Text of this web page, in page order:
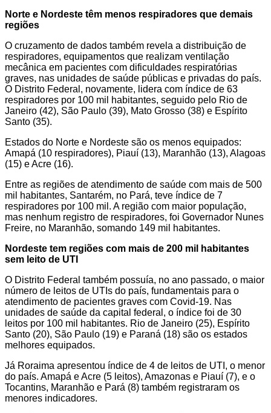
Norte e Nordeste têm menos respiradores que demais
regiões
O cruzamento de dados também revela a distribuição de
respiradores, equipamentos que realizam ventilação
mecânica em pacientes com dificuldades respiratórias
graves, nas unidades de saúde públicas e privadas do país.
O Distrito Federal, novamente, lidera com índice de 63
respiradores por 100 mil habitantes, seguido pelo Rio de
Janeiro (42), São Paulo (39), Mato Grosso (38) e Espírito
Santo (35).
Estados do Norte e Nordeste são os menos equipados:
Amapá (10 respiradores), Piauí (13), Maranhão (13), Alagoas
(15) e Acre (16).
Entre as regiões de atendimento de saúde com mais de 500
mil habitantes, Santarém, no Pará, teve índice de 7
respiradores por 100 mil. A região com maior população,
mas nenhum registro de respiradores, foi Governador Nunes
Freire, no Maranhão, somando 149 mil habitantes.
Nordeste tem regiões com mais de 200 mil habitantes
sem leito de UTI
O Distrito Federal também possuía, no ano passado, o maior
número de leitos de UTIs do país, fundamentais para o
atendimento de pacientes graves com Covid-19. Nas
unidades de saúde da capital federal, o índice foi de 30
leitos por 100 mil habitantes. Rio de Janeiro (25), Espírito
Santo (20), São Paulo (19) e Paraná (18) são os estados
melhores equipados.
Já Roraima apresentou índice de 4 de leitos de UTI, o menor
do país. Amapá e Acre (5 leitos), Amazonas e Piauí (7), e o
Tocantins, Maranhão e Pará (8) também registraram os
menores indicadores.